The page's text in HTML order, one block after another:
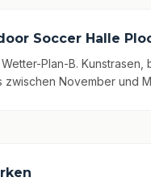
Soccer Halle
Plan-B.
zwischen November und